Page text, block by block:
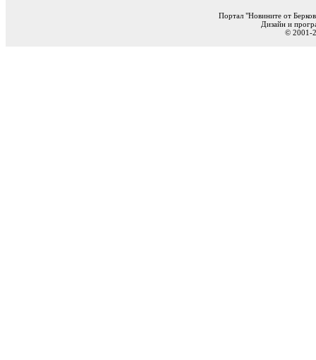
Портал "Новините от
Дизайн и
© 2001-